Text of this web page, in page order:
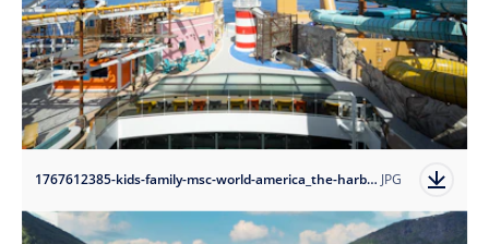
1767612385-kids-family-msc-world-america_the-harbour?auto=format JPG